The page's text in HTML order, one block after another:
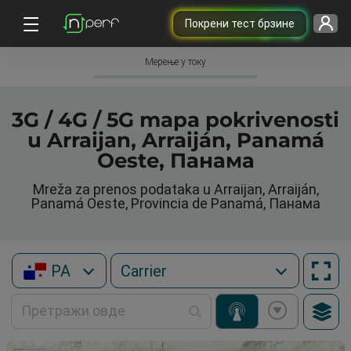
Покрени тест брзине
Мерење у току
3G / 4G / 5G mapa pokrivenosti
u Arraijan, Arraiján, Panamá
Oeste, Панама
Mreža za prenos podataka u Arraijan, Arraiján,
Panamá Oeste, Provincia de Panamá, Панама
PA